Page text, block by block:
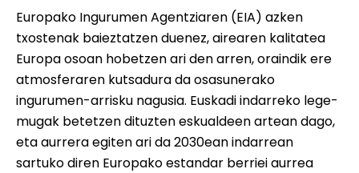
Europako Ingurumen Agentziaren (EIA) azken
txostenak baieztatzen duenez, airearen kalitatea
Europa osoan hobetzen ari den arren, oraindik ere
atmosferaren kutsadura da osasunerako
ingurumen-arrisku nagusia. Euskadi indarreko lege-
mugak betetzen dituzten eskualdeen artean dago,
eta aurrera egiten ari da 2030ean indarrean
sartuko diren Europako estandar berriei aurrea